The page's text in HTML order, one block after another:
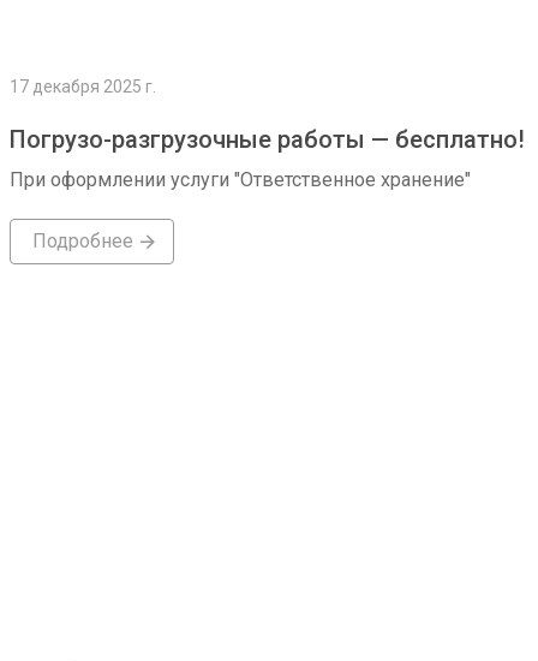
17 декабря 2025 г.
Погрузо-разгрузочные работы — бесплатно!
При оформлении услуги "Ответственное хранение"
Подробнее